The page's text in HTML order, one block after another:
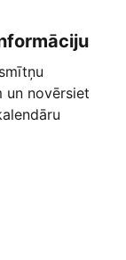
un novērsiet